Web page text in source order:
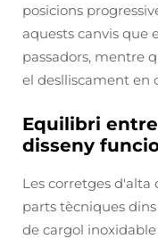
posicions
aquests canvis que
passadors, mentre
el deslliscament en
Equilibri
disseny
Les corretges
parts tècniques
de cargol